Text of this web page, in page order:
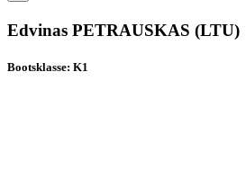
Edvinas PETRAUSKAS (LTU)
Bootsklasse: K1